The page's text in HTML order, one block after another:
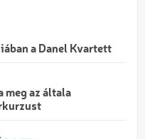
a Danel Kvartett
meg az általa